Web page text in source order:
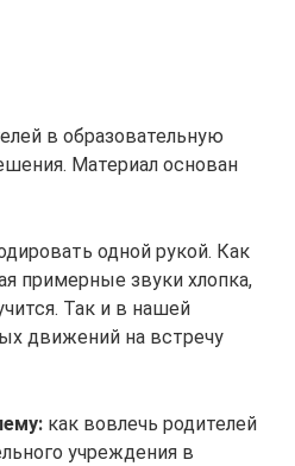
в образовательную
Материал основан
одной рукой. Как
примерные звуки хлопка,
Так и в нашей
движений на встречу
как вовлечь родителей
учреждения в